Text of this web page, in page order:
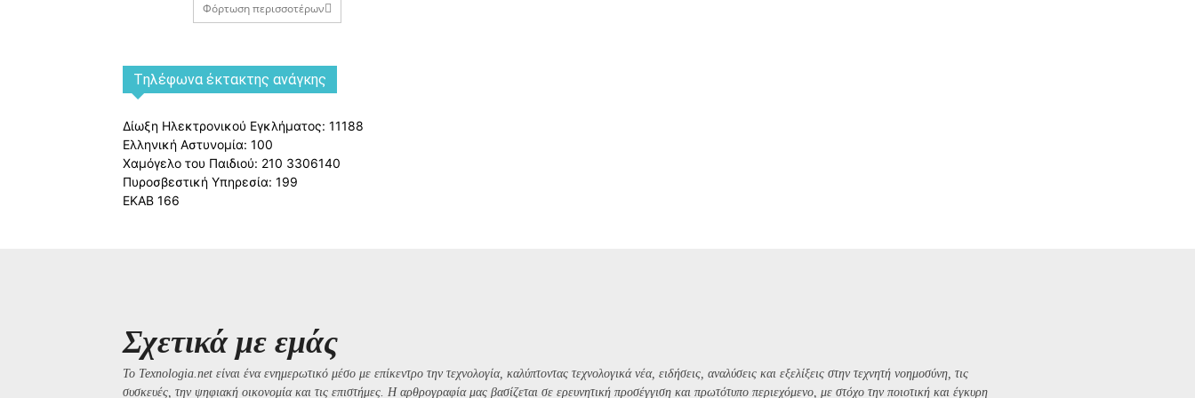
Φόρτωση περισσοτέρων
Tηλέφωνα έκτακτης ανάγκης
Δίωξη Ηλεκτρονικού Εγκλήματος: 11188
Ελληνική Αστυνομία: 100
Χαμόγελο του Παιδιού: 210 3306140
Πυροσβεστική Υπηρεσία: 199
ΕΚΑΒ 166
Σχετικά με εμάς
Το Texnologia.net είναι ένα ενημερωτικό μέσο με επίκεντρο την τεχνολογία, καλύπτοντας τεχνολογικά νέα, ειδήσεις, αναλύσεις και εξελίξεις στην τεχνητή νοημοσύνη, τις
συσκευές, την ψηφιακή οικονομία και τις επιστήμες. Η αρθρογραφία μας βασίζεται σε ερευνητική προσέγγιση και πρωτότυπο περιεχόμενο, με στόχο την ποιοτική και έγκυρη